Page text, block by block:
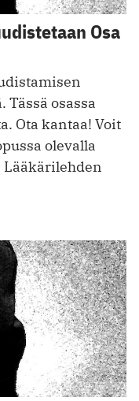
Osa
osassa
Ota kantaa! Voit
olevalla